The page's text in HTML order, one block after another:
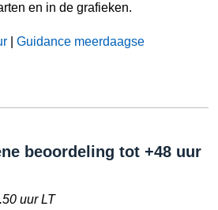
en in de grafieken.
Guidance meerdaagse
beoordeling tot +48 uur
uur LT